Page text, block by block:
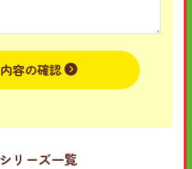
内容の確認
シリーズ一覧